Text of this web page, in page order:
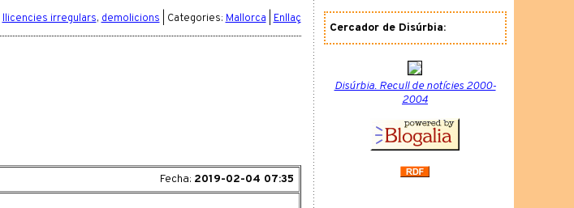
llicencies irregulars, demolicions | Categories: Mallorca Enllaç
Fecha: 2019-02-04 07:35
Cercador de Disúrbia:
Disúrbia. Recull de notícies 2000-
2004